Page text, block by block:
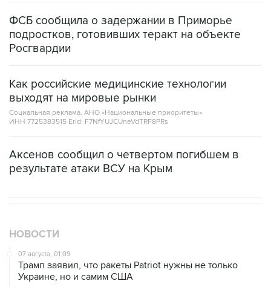
ФСБ сообщила о задержании в Приморье
подростков, готовивших теракт на объекте
Росгвардии
Как российские медицинские технологии
выходят на мировые рынки
Социальная реклама, АНО «Национальные приоритеты».
ИНН 7725383515 Erid: F7NfYUJCUneVdTRF8PRs
Аксенов сообщил о четвертом погибшем в
результате атаки ВСУ на Крым
НОВОСТИ
07 августа, 01:09
Трамп заявил, что ракеты Patriot нужны не только
Украине, но и самим США